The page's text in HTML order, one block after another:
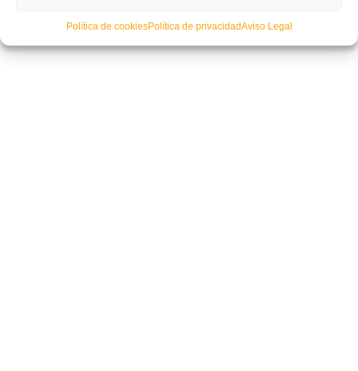
Política de cookiesPolítica de privacidadAviso Legal